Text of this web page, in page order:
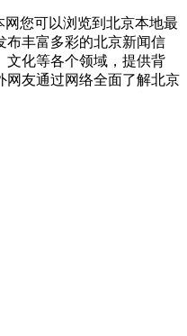
网您可以浏览到北京本地最
布丰富多彩的北京新闻信
文化等各个领域，提供背
网友通过网络全面了解北京